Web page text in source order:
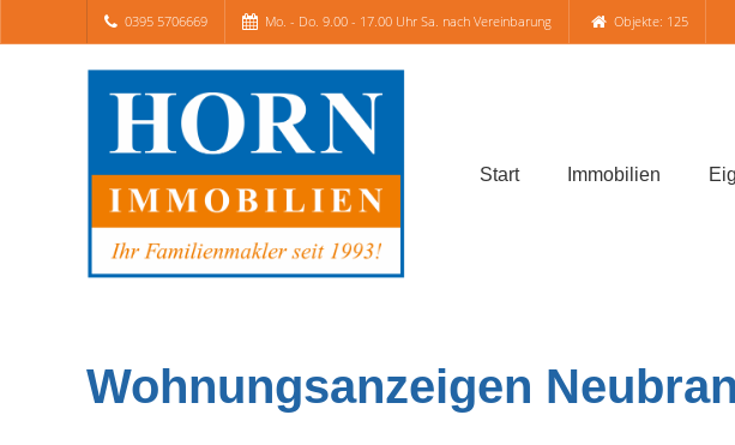
0395 5706669 Mo. - Do. 9.00 - 17.00 Uhr Sa. nach Vereinbarung Objekte: 125
Start Immobilien
Wohnungsanzeigen